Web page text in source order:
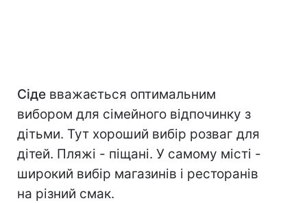
Сіде вважається оптимальним
вибором для сімейного відпочинку з
дітьми. Тут хороший вибір розваг для
дітей. Пляжі - піщані. У самому місті -
широкий вибір магазинів і ресторанів
на різний смак.